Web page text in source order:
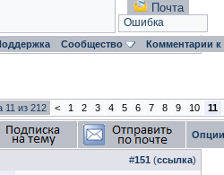
Почта
Ошибка
Сообщество Комментарии
11 из 212 < 1 2 3 4 5 6 7 8 9 10 11
#151 (ссылка)